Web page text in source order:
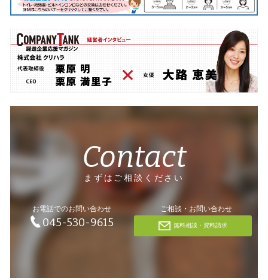
Contact
まずはご相談ください
お電話でのお問い合わせ
045-530-9615
ご相談・お問い合わせ
無料相談・資料請求